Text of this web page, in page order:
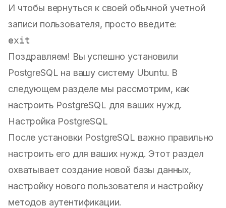
И чтобы вернуться к своей обычной учетной
записи пользователя, просто введите:
Поздравляем! Вы успешно установили
PostgreSQL на вашу систему Ubuntu. В
следующем разделе мы рассмотрим, как
настроить PostgreSQL для ваших нужд.
Настройка PostgreSQL
После установки PostgreSQL важно правильно
настроить его для ваших нужд. Этот раздел
охватывает создание новой базы данных,
настройку нового пользователя и настройку
методов аутентификации.